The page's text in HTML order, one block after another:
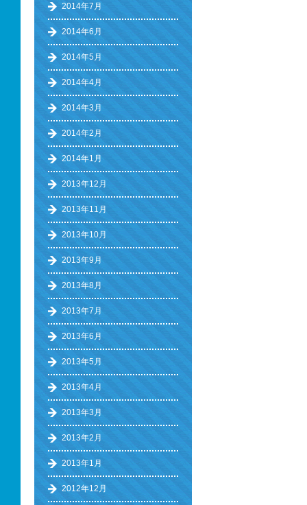
2014年7月
2014年6月
2014年5月
2014年4月
2014年3月
2014年2月
2014年1月
2013年12月
2013年11月
2013年10月
2013年9月
2013年8月
2013年7月
2013年6月
2013年5月
2013年4月
2013年3月
2013年2月
2013年1月
2012年12月